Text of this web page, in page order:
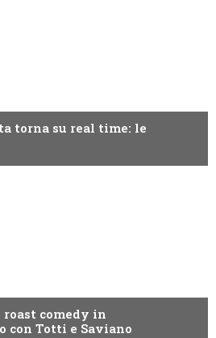
torna su real time: le
comedy in
con Totti e Saviano